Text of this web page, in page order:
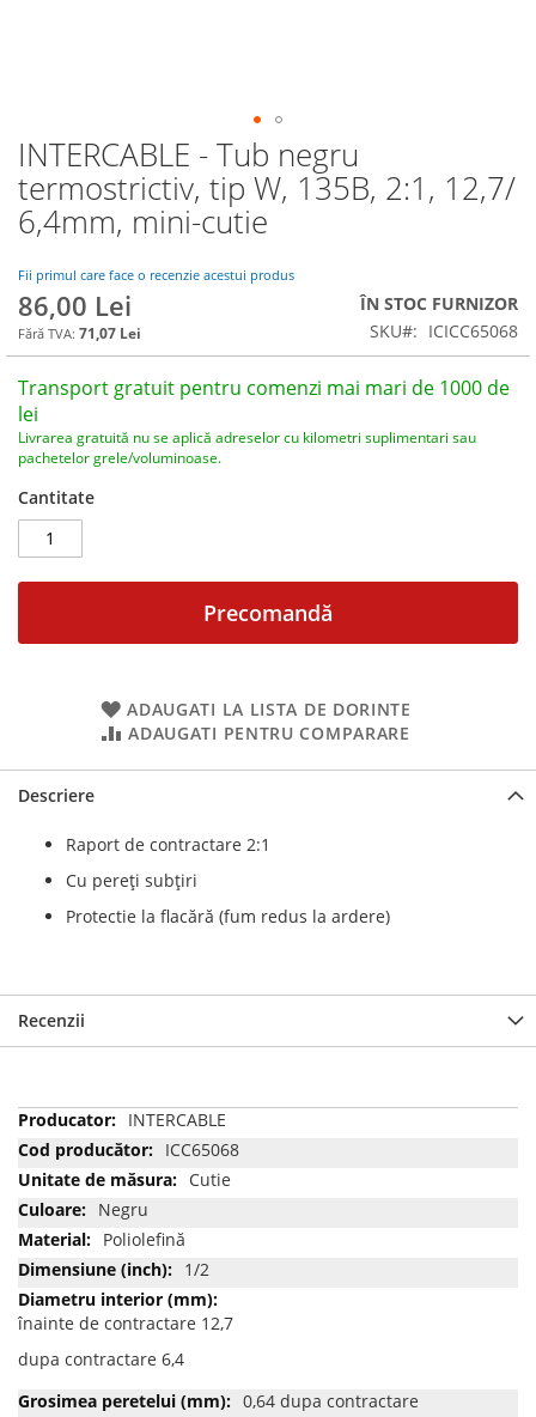
INTERCABLE - Tub negru
termostrictiv, tip W, 135B, 2:1, 12,7/
6,4mm, mini-cutie
Fii primul care face o recenzie acestui produs
86,00 Lei
71,07 Lei
ÎN STOC FURNIZOR
SKU
ICICC65068
Transport gratuit pentru comenzi mai mari de 1000 de
lei
Livrarea gratuită nu se aplică adreselor cu kilometri suplimentari sau
pachetelor grele/voluminoase.
Cantitate
Precomandă
ADAUGATI LA LISTA DE DORINTE
ADAUGATI PENTRU COMPARARE
Skip
to
the
beginning
the
images
gallery
Descriere
Raport de contractare 2:1
Cu pereți subțiri
Protectie la flacără (fum redus la ardere)
Recenzii
Mai
multe
informatii
INTERCABLE
ICC65068
Cutie
Negru
Poliolefină
1/2
înainte de contractare 12,7
dupa contractare 6,4
0,64 dupa contractare